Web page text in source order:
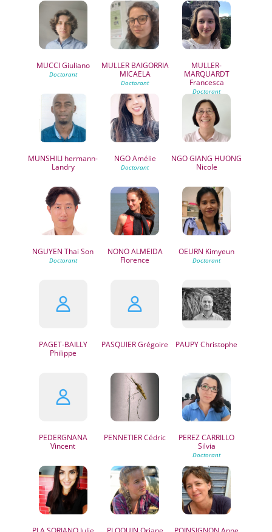
MUCCIGiuliano
MULLER BAIGORRIA
MICAELA
MULLER-
MARQUARDT
Francesca
MUNSHILI hermann-
Landry
NGOAmélie
NGO GIANG HUONG
Nicole
NGUYEN Thai Son
NONO ALMEIDA
Florence
OEURN Kimyeun
PAGET-BAILLY
Philippe
PASQUIERGrégoire PAUPYChristophe
PEDERGNANA
Vincent
PENNETIERCédric
PEREZ CARRILLO
Silvia